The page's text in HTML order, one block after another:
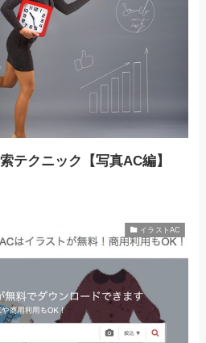
テクニック【写真AC編】
イラストAC